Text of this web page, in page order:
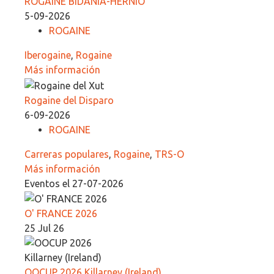
5-09-2026
ROGAINE
Iberogaine, Rogaine
Más información
Rogaine del Disparo
6-09-2026
ROGAINE
Carreras populares Rogaine TRS-O
Más información
Eventos el 27-07-2026
O' FRANCE 2026
25 Jul 26